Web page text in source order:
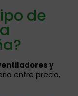
de
y
entre precio,